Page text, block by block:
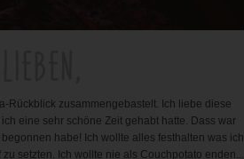
Rückblick zusammengebastelt. Ich liebe diese
eine sehr schöne Zeit gehabt hatte. Dass war
habe! Ich wollte alles festhalten was ich
setzten. Ich wollte nie als Couchpotato enden...